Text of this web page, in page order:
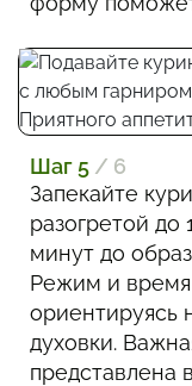
Шаг 5 / 6
Запекайте
разогретой
минут до
Режим и время
ориентируясь
духовки.
представлена